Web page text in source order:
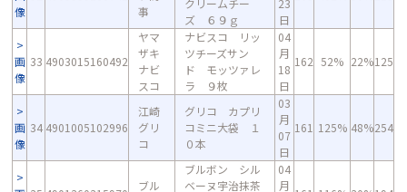
像
事
クリームチー
ズ ６９ｇ
23
日
画
像
33 4903015160492
ヤマ
ザキ
ナビ
スコ
ナビスコ リッ
ツチーズサン
ド モッツァレ
ラ ９枚
04
月
18
日
162 52% 22%125
画
像
34 4901005102996
江崎
グリ
コ
グリコ カプリ
コミニ大袋 １
０本
03
月
07
日
161 125% 48%254
ブル
ブルボン シル
ベーヌ宇治抹茶
04
月